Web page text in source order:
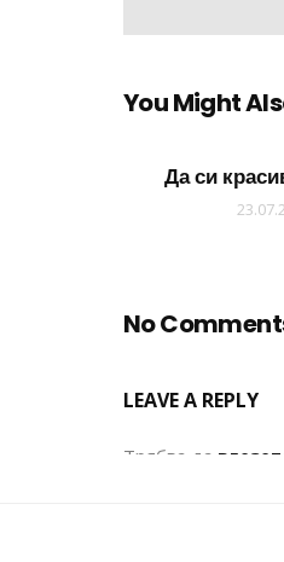
You Might
Да си
No
LEAVE A REPLY
Трябва да